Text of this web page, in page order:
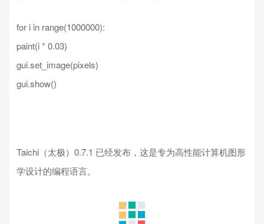
for i in range(1000000):
paint(i * 0.03)
gui.set_image(pixels)
gui.show()
Taichi（太极）0.7.1 已经发布，这是专为高性能计算机图形
学设计的编程语言。